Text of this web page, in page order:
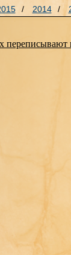
/ 2014 /
переписывают